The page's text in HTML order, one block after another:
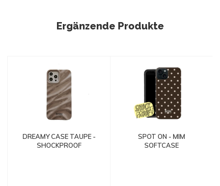
Ergänzende Produkte
DREAMY CASE TAUPE -
SHOCKPROOF
SPOT ON - MIM
SOFTCASE